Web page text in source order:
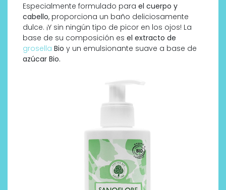
Especialmente formulado para el cuerpo y
cabello, proporciona un baño deliciosamente
dulce. ¡Y sin ningún tipo de picor en los ojos! La
base de su composición es el extracto de
grosella Bio y un emulsionante suave a base de
azúcar Bio.